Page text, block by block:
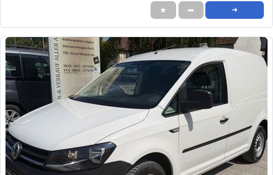
★ ➦ ➜